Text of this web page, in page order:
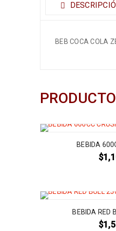
BEB COCA COLA
BEBIDA
$
BEBIDA RED
$